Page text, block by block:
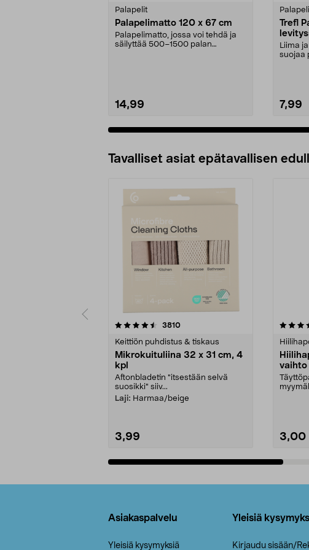
Palapelit
Palapelimatto 120 x 67 cm
Palapelimatto, jossa voi tehdä ja
säilyttää 500–1500 palan
14,99
Trefl
Liima
suojaa
7,99
Tavalliset asiat epätavallisen
3810arvostelut
Keittiön puhdistus & tiskaus
Mikrokuituliina 32 x 31 cm, 4
kpl
Aftonbladetin "itsestään selvä
suosikki" siiv...
Laji: Harmaa/beige
3,99
4.5viidestä
vaihto
3,00
Asiakaspalvelu
Yleisiä kysymyksiä
Yleisiä
Kirjaudu sisään/